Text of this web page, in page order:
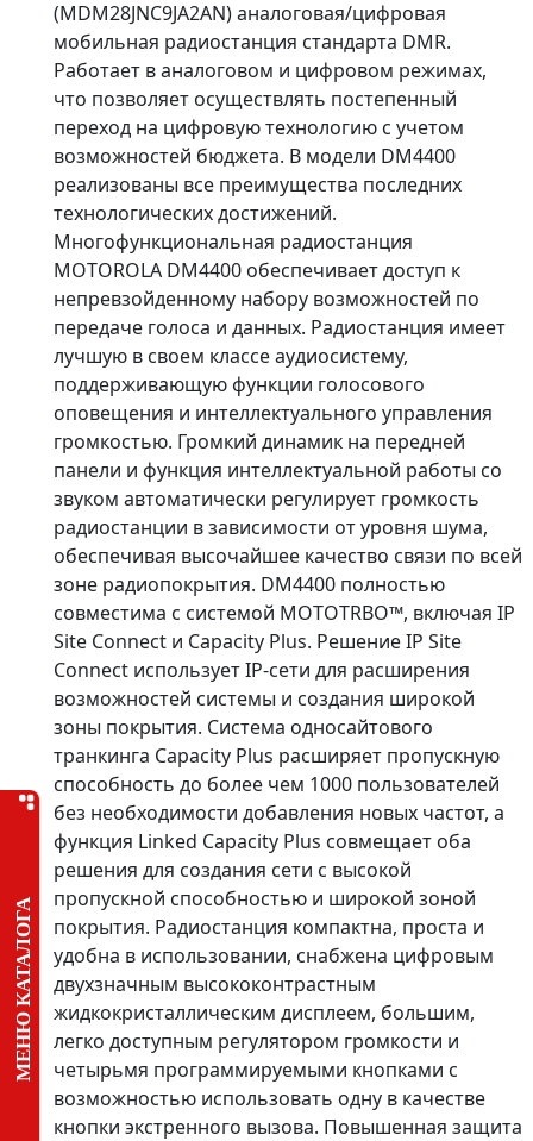
МЕНЮ КАТАЛОГА
(MDM28JNC9JA2AN) аналоговая/цифровая
мобильная радиостанция стандарта DMR.
Работает в аналоговом и цифровом режимах,
что позволяет осуществлять постепенный
переход на цифровую технологию с учетом
возможностей бюджета. В модели DM4400
реализованы все преимущества последних
технологических достижений.
Многофункциональная радиостанция
MOTOROLA DM4400 обеспечивает доступ к
непревзойденному набору возможностей по
передаче голоса и данных. Радиостанция имеет
лучшую в своем классе аудиосистему,
поддерживающую функции голосового
оповещения и интеллектуального управления
громкостью. Громкий динамик на передней
панели и функция интеллектуальной работы со
звуком автоматически регулирует громкость
радиостанции в зависимости от уровня шума,
обеспечивая высочайшее качество связи по всей
зоне радиопокрытия. DM4400 полностью
совместима с системой MOTOTRBO™, включая IP
Site Connect и Capacity Plus. Решение IP Site
Connect использует IP-сети для расширения
возможностей системы и создания широкой
зоны покрытия. Система односайтового
транкинга Capacity Plus расширяет пропускную
способность до более чем 1000 пользователей
без необходимости добавления новых частот, а
функция Linked Capacity Plus совмещает оба
решения для создания сети с высокой
пропускной способностью и широкой зоной
покрытия. Радиостанция компактна, проста и
удобна в использовании, снабжена цифровым
двухзначным высококонтрастным
жидкокристаллическим дисплеем, большим,
легко доступным регулятором громкости и
четырьмя программируемыми кнопками с
возможностью использовать одну в качестве
кнопки экстренного вызова. Повышенная защита